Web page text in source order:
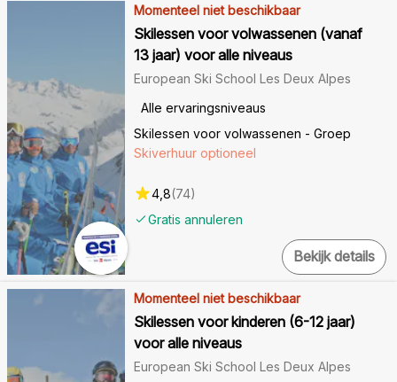
Momenteel niet beschikbaar
Skilessen voor volwassenen (vanaf
13 jaar) voor alle niveaus
European Ski School Les Deux Alpes
Skilessen voor volwassenen - Groep
Alle ervaringsniveaus
Gratis annuleren
Skiverhuur optioneel
4,8(74)
Bekijk details
Momenteel niet beschikbaar
Skilessen voor kinderen (6-12 jaar)
voor alle niveaus
European Ski School Les Deux Alpes